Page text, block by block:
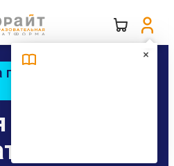
–
— 2027